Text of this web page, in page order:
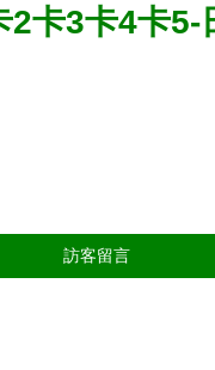
卡3卡4卡
訪客留言